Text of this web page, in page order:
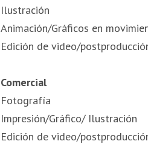
Ilustración
Animación/Gráficos en
Edición de video/
Comercial
Fotografía
Impresión/Gráfico/ Ilustración
Edición de video/